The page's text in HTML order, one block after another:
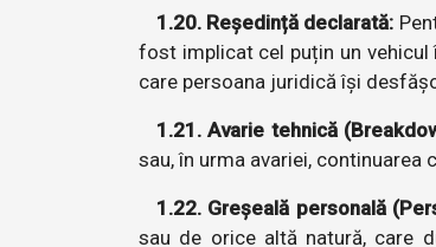
1.20. Reședință declarată:
fost implicat cel puțin un vehicul
care persoana juridică își
1.21. Avarie tehnică
sau, în urma avariei,
1.22. Greșeală personală
sau de orice altă natură, care